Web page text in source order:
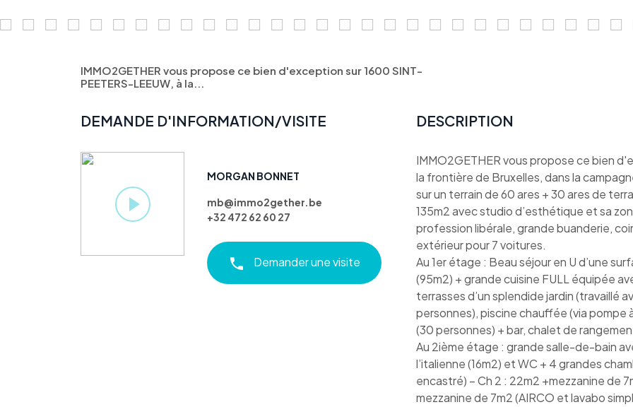
IMMO2GETHER vous propose ce bien d'exception sur 1600 SINT-
PEETERS-LEEUW, à la...
DEMANDE D'INFORMATION/VISITE
MORGAN BONNET
mb@immo2gether.be
+32 472 62 60 27
Demander une visite
DESCRIPTION
IMMO2GETHER vous propose ce bien
la frontière de Bruxelles, dans la
sur un terrain de 60 ares + 30 ares de
135m2 avec studio d’esthétique et sa
profession libérale, grande buanderie,
extérieur pour 7 voitures.
Au 1er étage : Beau séjour en U d’une
(95m2) + grande cuisine FULL équipée
terrasses d’un splendide jardin (travaillé
personnes), piscine chauffée (via pompe
(30 personnes) + bar, chalet de
Au 2ième étage : grande salle-de-bain
l’italienne (16m2) et WC + 4 grandes
encastré) – Ch 2 : 22m2 +mezzanine de
mezzanine de 7m2 (AIRCO et lavabo